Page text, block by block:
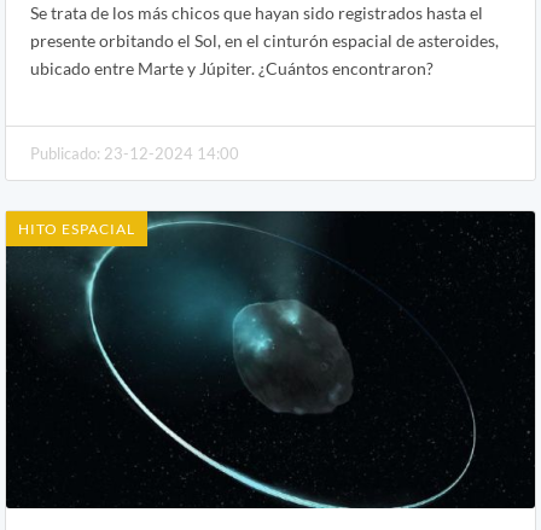
Se trata de los más chicos que hayan sido registrados hasta el
presente orbitando el Sol, en el cinturón espacial de asteroides,
ubicado entre Marte y Júpiter. ¿Cuántos encontraron?
Publicado: 23-12-2024 14:00
HITO ESPACIAL